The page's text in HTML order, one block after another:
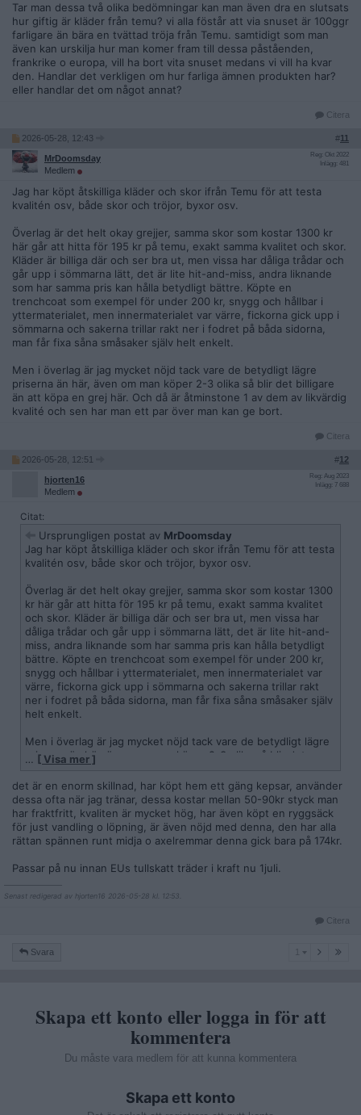
Tar man dessa två olika bedömningar kan man även dra en slutsats
hur giftig är kläder från temu? vi alla föstår att via snuset är 100ggr
farligare än bära en tvättad tröja från Temu. samtidigt som man
även kan urskilja hur man komer fram till dessa påståenden,
frankrike o europa, vill ha bort vita snuset medans vi vill ha kvar
den. Handlar det verkligen om hur farliga ämnen produkten har?
eller handlar det om något annat?
Citera
2026-05-28, 12:43 #11
MrDoomsday
Medlem
Reg: Okt 2022
Inlägg: 481
Jag har köpt åtskilliga kläder och skor ifrån Temu för att testa
kvalitén osv, både skor och tröjor, byxor osv.
Överlag är det helt okay grejjer, samma skor som kostar 1300 kr
här går att hitta för 195 kr på temu, exakt samma kvalitet och skor.
Kläder är billiga där och ser bra ut, men vissa har dåliga trådar och
går upp i sömmarna lätt, det är lite hit-and-miss, andra liknande
som har samma pris kan hålla betydligt bättre. Köpte en
trenchcoat som exempel för under 200 kr, snygg och hållbar i
yttermaterialet, men innermaterialet var värre, fickorna gick upp i
sömmarna och sakerna trillar rakt ner i fodret på båda sidorna,
man får fixa såna småsaker själv helt enkelt.
Men i överlag är jag mycket nöjd tack vare de betydligt lägre
priserna än här, även om man köper 2-3 olika så blir det billigare
än att köpa en grej här. Och då är åtminstone 1 av dem av likvärdig
kvalité och sen har man ett par över man kan ge bort.
Citera
2026-05-28, 12:51 #12
hjorten16
Medlem
Reg: Aug 2023
Inlägg: 7 688
Citat:
Ursprungligen postat av MrDoomsday
Jag har köpt åtskilliga kläder och skor ifrån Temu för att testa
kvalitén osv, både skor och tröjor, byxor osv.
Överlag är det helt okay grejjer, samma skor som kostar 1300
kr här går att hitta för 195 kr på temu, exakt samma kvalitet
och skor. Kläder är billiga där och ser bra ut, men vissa har
dåliga trådar och går upp i sömmarna lätt, det är lite hit-and-
miss, andra liknande som har samma pris kan hålla betydligt
bättre. Köpte en trenchcoat som exempel för under 200 kr,
snygg och hållbar i yttermaterialet, men innermaterialet var
värre, fickorna gick upp i sömmarna och sakerna trillar rakt
ner i fodret på båda sidorna, man får fixa såna småsaker själv
helt enkelt.
Men i överlag är jag mycket nöjd tack vare de betydligt lägre
priserna än här, även om man köper 2-3 olika så blir det
billigare än att köpa en grej här. Och då är åtminstone 1 av
dem av likvärdig kvalité och sen har man ett par över man kan
ge bort.
… [ Visa mer ]
det är en enorm skillnad, har köpt hem ett gäng kepsar, använder
dessa ofta när jag tränar, dessa kostar mellan 50-90kr styck man
har fraktfritt, kvaliten är mycket hög, har även köpt en ryggsäck
för just vandling o löpning, är även nöjd med denna, den har alla
rättan spännen runt midja o axelremmar denna gick bara på 174kr.
Passar på nu innan EUs tullskatt träder i kraft nu 1juli.
Senast redigerad av hjorten16 2026-05-28 kl. 12:53.
Citera
Svara
Skapa ett konto eller logga in för att
kommentera
Du måste vara medlem för att kunna kommentera
Skapa ett konto